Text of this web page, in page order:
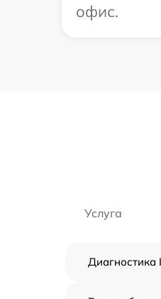
офис.
Услуга
Диагностика